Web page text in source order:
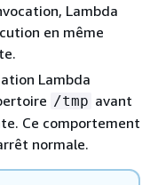
Lambda
en même
Lambda
/tmp avant
Ce comportement
normale.